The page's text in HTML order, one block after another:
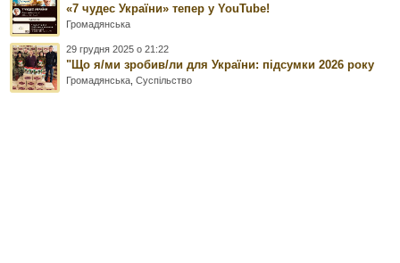
«7 чудес України» тепер у YouTube!
Громадянська
29 грудня 2025 о 21:22
"Що я/ми зробив/ли для України: підсумки 2026 року
Громадянська ,Суспільство